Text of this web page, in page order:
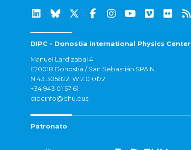
DIPC - Donostia International Physics Center
Manuel Lardizabal 4
E20018 Donostia / San Sebastián SPAIN
N 43.305822, W 2.010172
+34 943 01 57 61
dipcinfo@ehu.eus
Patronato